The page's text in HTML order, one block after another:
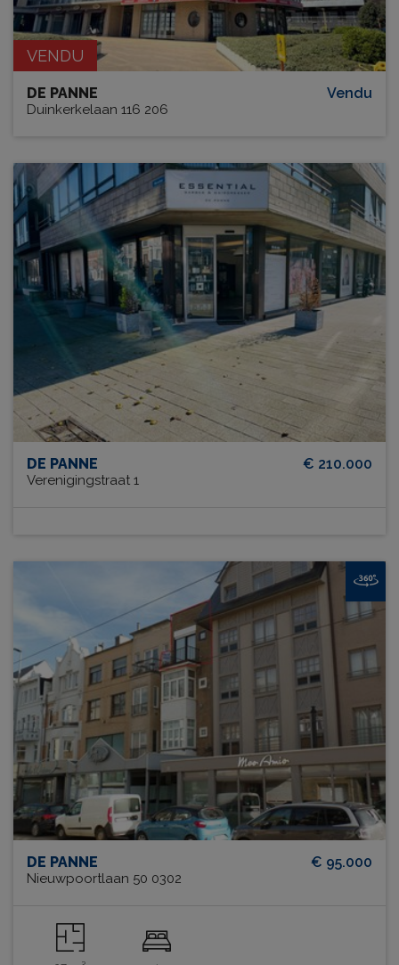
VENDU
Vendu
DE PANNE
Duinkerkelaan 116 206
€ 210.000
DE PANNE
Verenigingstraat 1
€ 95.000
DE PANNE
Nieuwpoortlaan 50 0302